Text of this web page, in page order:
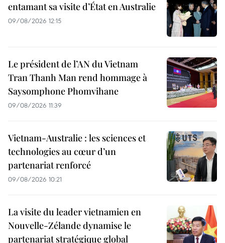
entamant sa visite d’État en Australie
09/08/2026 12:15
Le président de l’AN du Vietnam
Tran Thanh Man rend hommage à
Saysomphone Phomvihane
09/08/2026 11:39
Vietnam-Australie : les sciences et
technologies au cœur d’un
partenariat renforcé
09/08/2026 10:21
La visite du leader vietnamien en
Nouvelle-Zélande dynamise le
partenariat stratégique global